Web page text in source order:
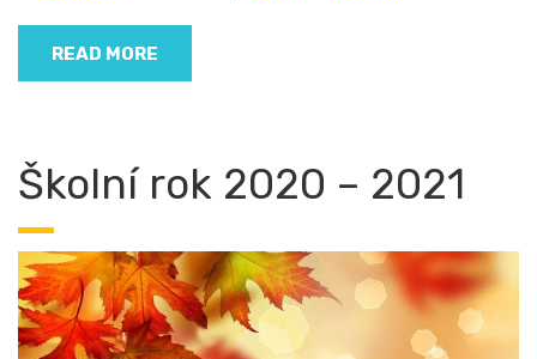
READ MORE
Školní rok 2020 – 2021